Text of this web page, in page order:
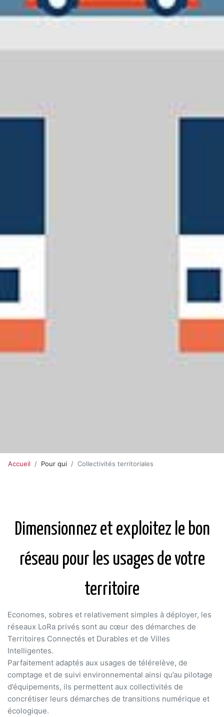
Accueil Pour qui Collectivités territoriales
Dimensionnez et exploitez le bon
réseau pour les usages de votre
territoire
Economes, sobres et relativement simples à déployer, les
réseaux LoRa privés sont au cœur des démarches de
Territoires Connectés et Durables et de Villes
Intelligentes.
Parfaitement adaptés aux usages de télérelève, de
comptage et de suivi environnemental ainsi qu’au pilotage
d’équipements, ils permettent aux collectivités de
concrétiser leurs démarches de transitions numérique et
écologique.